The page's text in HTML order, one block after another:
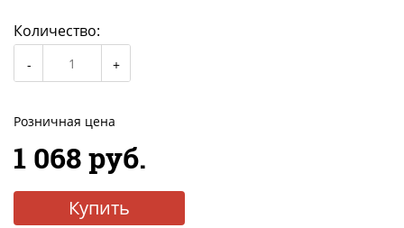
Количество:
Розничная цена
1 068 руб.
Купить